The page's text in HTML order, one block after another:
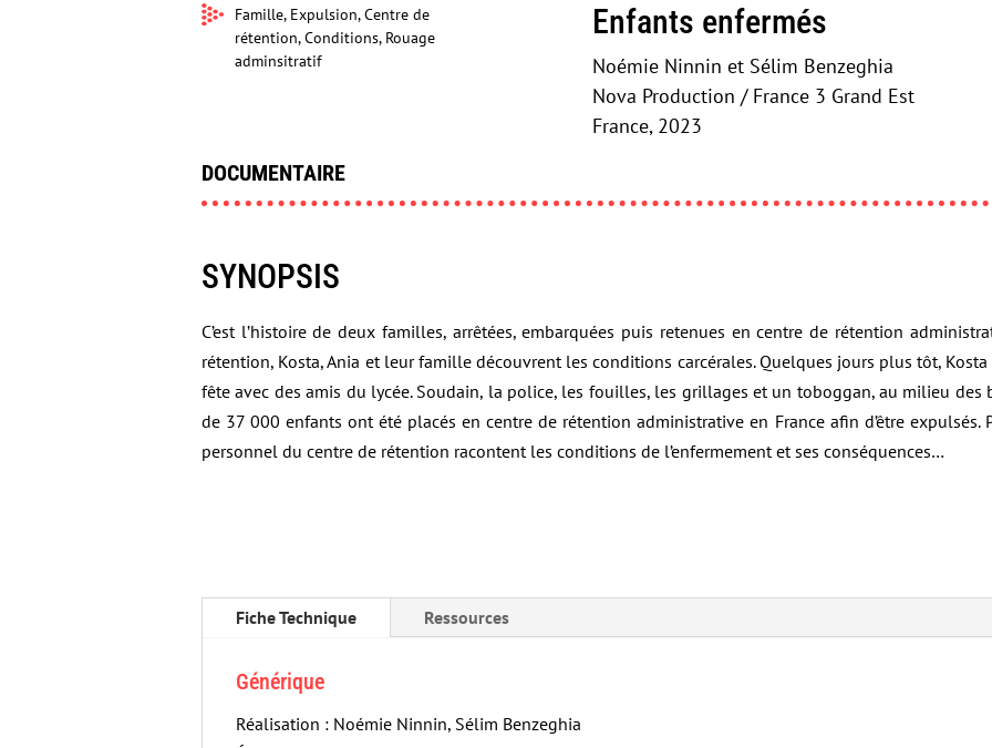
Famille, Expulsion, Centre de
rétention, Conditions, Rouage
adminsitratif
Enfants enfermés
Noémie Ninnin et Sélim Benzeghia
Nova Production / France 3 Grand Est
France, 2023
DOCUMENTAIRE
SYNOPSIS
C’est l’histoire de deux familles, arrêtées, embarquées puis retenues en centre de rétention
rétention, Kosta, Ania et leur famille découvrent les conditions carcérales. Quelques jours plus tôt, Kosta
fête avec des amis du lycée. Soudain, la police, les fouilles, les grillages et un toboggan, au milieu des
de 37 000 enfants ont été placés en centre de rétention administrative en France afin d’être
personnel du centre de rétention racontent les conditions de l’enfermement et ses conséquences…
Fiche Technique Ressources
Générique
Réalisation : Noémie Ninnin, Sélim Benzeghia